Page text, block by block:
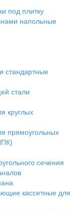
под плитку
напольные
стандартные
стали
круглых
прямоугольных
сечения
кассетные для